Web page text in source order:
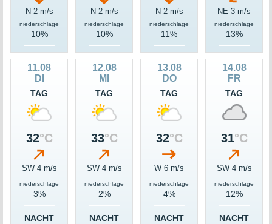
N 2 m/s
niederschläge
10%
N 2 m/s
niederschläge
10%
N 2 m/s
niederschläge
11%
NE 3 m/s
niederschläge
13%
11.08
DI
TAG
32°C
SW 4 m/s
niederschläge
3%
NACHT
12.08
MI
TAG
33°C
SW 4 m/s
niederschläge
2%
NACHT
13.08
DO
TAG
32°C
W 6 m/s
niederschläge
4%
NACHT
14.08
FR
TAG
31°C
SW 4 m/s
niederschläge
12%
NACHT